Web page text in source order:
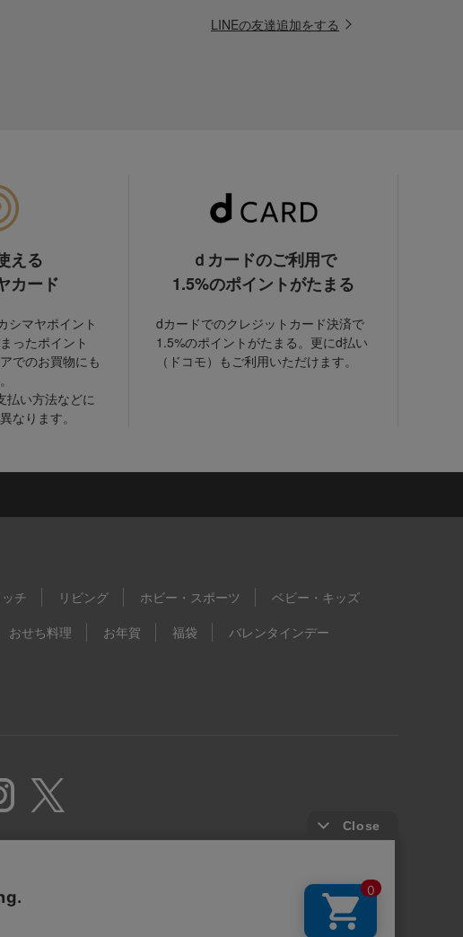
LINEの友達追加をする
える
カード
シマヤポイント
ったポイント
でのお買物にも
払い方法などに
なります。
ｄカードのご利用で
1.5%のポイントがたまる
dカードでのクレジットカード決済で
1.5%のポイントがたまる。更にd払い
（ドコモ）もご利用いただけます。
チ リビング ホビー・スポーツ ベビー・キッズ
おせち料理 お年賀 福袋
バレンタインデー
ー